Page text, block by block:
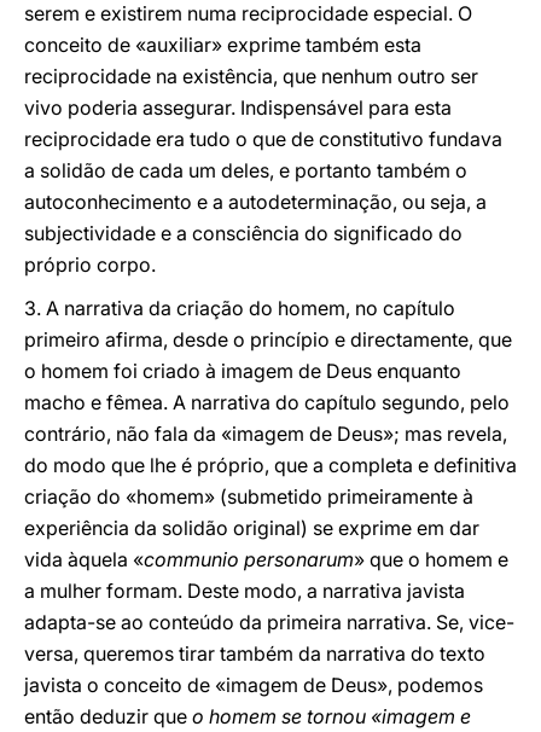
serem e existirem numa reciprocidade especial. O
conceito de «auxiliar» exprime também esta
reciprocidade na existência, que nenhum outro ser
vivo poderia assegurar. Indispensável para esta
reciprocidade era tudo o que de constitutivo fundava
a solidão de cada um deles, e portanto também o
autoconhecimento e a autodeterminação, ou seja, a
subjectividade e a consciência do significado do
próprio corpo.
3. A narrativa da criação do homem, no capítulo
primeiro afirma, desde o princípio e directamente, que
o homem foi criado à imagem de Deus enquanto
macho e fêmea. A narrativa do capítulo segundo, pelo
contrário, não fala da «imagem de Deus»; mas revela,
do modo que lhe é próprio, que a completa e definitiva
criação do «homem» (submetido primeiramente à
experiência da solidão original) se exprime em dar
vida àquela «communio personarum» que o homem e
a mulher formam. Deste modo, a narrativa javista
adapta-se ao conteúdo da primeira narrativa. Se, vice-
versa, queremos tirar também da narrativa do texto
javista o conceito de «imagem de Deus», podemos
então deduzir que o homem se tornou «imagem e